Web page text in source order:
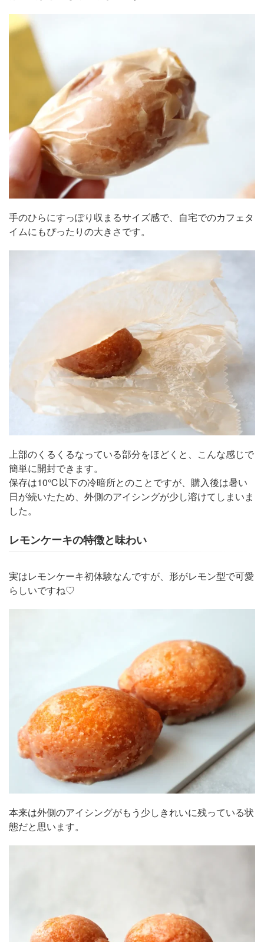
手のひらにすっぽり収まるサイズ感で、自宅でのカフェタ
イムにもぴったりの大きさです。
上部のくるくるなっている部分をほどくと、こんな感じで
簡単に開封できます。
保存は10℃以下の冷暗所とのことですが、購入後は暑い
日が続いたため、外側のアイシングが少し溶けてしまいま
した。
レモンケーキの特徴と味わい
実はレモンケーキ初体験なんですが、形がレモン型で可愛
らしいですね♡
本来は外側のアイシングがもう少しきれいに残っている状
態だと思います。